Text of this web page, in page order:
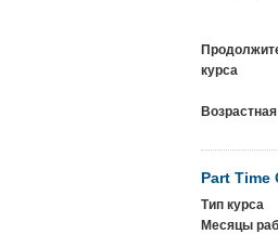
курса
Part Time
Тип курса
Месяцы